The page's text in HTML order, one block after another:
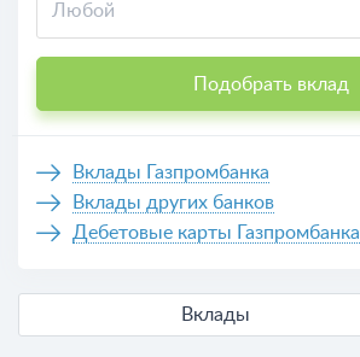
Любой
Подобрать вклад
Вклады Газпромбанка
Вклады других банков
Дебетовые карты Газпромбанка
Вклады